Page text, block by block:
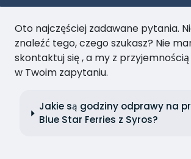
Oto najczęściej zadawane pytania.
znaleźć tego, czego szukasz? Nie
skontaktuj się , a my z
w Twoim zapytaniu.
Jakie są godziny odprawy na
Blue Star Ferries z Syros?